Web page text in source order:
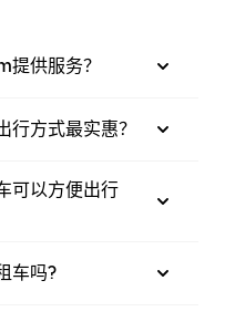
供服务？
方式最实惠？
可以方便出行
车吗?